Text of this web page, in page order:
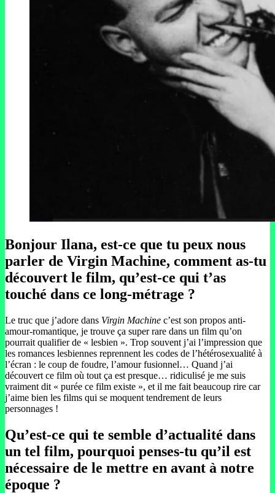
Bonjour Ilana, est-ce que tu peux nous
parler de Virgin Machine, comment as-tu
découvert le film, qu’est-ce qui t’as
touché dans ce long-métrage ?
Le truc que j’adore dans Virgin Machine c’est son propos anti-
amour-romantique, je trouve ça super rare dans un film qu’on
pourrait qualifier de « lesbien ». Trop souvent j’ai l’impression que
les romances lesbiennes reprennent les codes de l’hétérosexualité à
l’écran : le coup de foudre, l’amour fusionnel… Quand j’ai
découvert ce film où tout ça est presque… ridiculisé je me suis
vraiment dit « purée ce film existe », et il me fait beaucoup rire car
j’aime bien les films qui se moquent tendrement de leurs
personnages !
Qu’est-ce qui te semble d’actualité dans
un tel film, pourquoi penses-tu qu’il est
nécessaire de le mettre en avant à notre
époque ?